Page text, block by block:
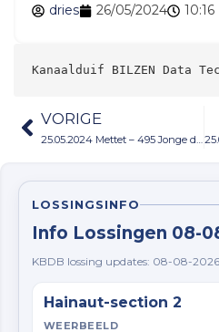
dries 26/05/2024 10:16
Kanaalduif BILZEN Data
VORIGE
25.05.2024 Mettet – 495 Jonge duiven
LOSSINGSINFO
Info Lossingen 08-
KBDB lossing updates: 08-08-
Hainaut-section 2
WEERBEELD